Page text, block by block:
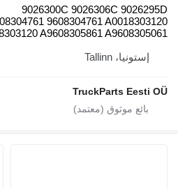
9026300C 9026306C
A9608304761 9608304761
0018303120 A9608305861